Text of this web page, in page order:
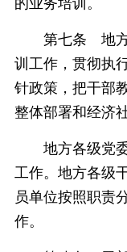
第七条 地方
训工作，贯彻执
针政策，把干部
整体部署和经济
地方各级党委
工作。地方各级
员单位按照职责
作。